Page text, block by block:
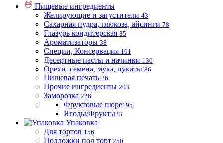
Пищевые ингредиенты
Желирующие и загустители 43
Сахарная пудра, глюкоза, айсинги 78
Глазурь кондитерская 85
Ароматизаторы 38
Специи, Консервация 101
Десертные пасты и начинки 130
Орехи, семена, мука, цукаты 86
Пищевая печать 26
Прочие ингредиенты 203
Заморозка 226
Фруктовые пюре195
Ягоды/Фрукты23
Упаковка
Для тортов 156
Подложки под торт 250